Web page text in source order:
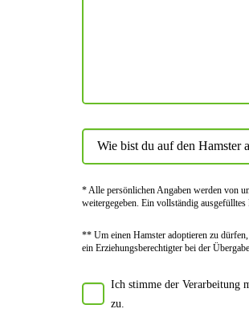
* Alle persön­lichen Angaben werden von
weiter­gegeben. Ein voll­ständig
** Um einen Hamster adoptieren zu
ein Erziehungs­berechtigter bei der
Ich stimme der Verarbeitung
zu.